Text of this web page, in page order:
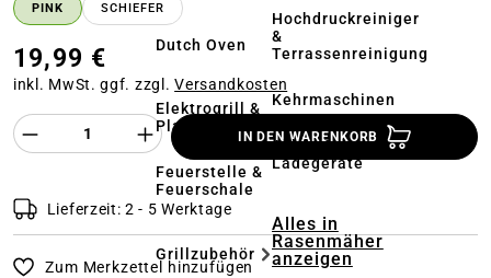
Dutch Oven
Elektrogrill &
Plancha
Feuerstelle &
Feuerschale
Grillzubehör
Hochdruckreiniger
&
Terrassenreinigung
Kehrmaschinen
Akkus &
Ladegeräte
Alles in
Rasenmäher
anzeigen
PINK SCHIEFER
19,99 €
inkl. MwSt. ggf. zzgl.Versandkosten
Produkt Anzahl des Produktes
IN DEN WARENKORB
Lieferzeit: 2 - 5 Werktage
Zum Merkzettel hinzufügen